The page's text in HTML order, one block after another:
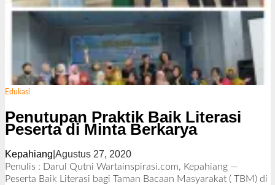
Edukasi
Penutupan Praktik Baik Literasi
Peserta di Minta Berkarya
Kepahiang Agustus 27, 2020o
l
e
Penulis : Darul Qutni Wartainspirasi.com, Kepahiang —
Peserta Baik Literasi bagi Taman Bacaan Masyarakat ( TBM) di